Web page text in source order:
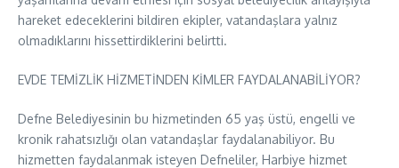
hareket edeceklerini bildiren ekipler, vatandaşlara yalnız
olmadıklarını hissettirdiklerini belirtti.
EVDE TEMİZLİK HİZMETİNDEN KİMLER FAYDALANABİLİYOR?
Defne Belediyesinin bu hizmetinden 65 yaş üstü, engelli ve
kronik rahatsızlığı olan vatandaşlar faydalanabiliyor. Bu
hizmetten faydalanmak isteyen Defneliler, Harbiye hizmet